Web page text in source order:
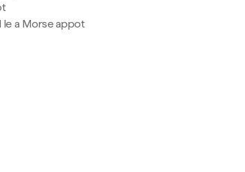
le a Morse appot